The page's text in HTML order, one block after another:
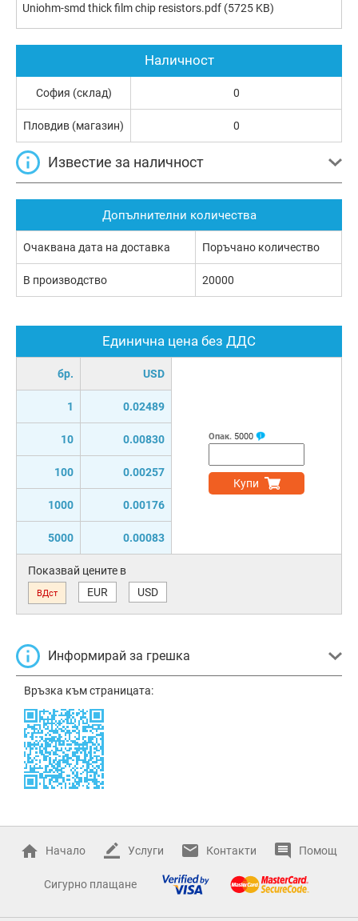
Uniohm-smd thick film chip resistors.pdf (5725 KB)
Единична цена без ДДС
бр. USD
1 0.02489
10 0.00830
100 0.00257
1000 0.00176
5000 0.00083
Опак. 5000
Купи
Показвай цените в
ВДст EUR USD
Информирай за грешка
Връзка към страницата:
Наличност
София (склад) 0
Пловдив (магазин) 0
Известие за наличност
Допълнителни количества
Очаквана дата на доставка Поръчано количество
В производство 20000
Начало Услуги Контакти Помощ
Сигурно плащане